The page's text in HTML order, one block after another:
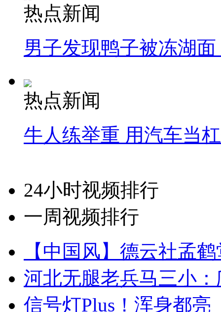
热点新闻
男子发现鸭子被冻湖
热点新闻
牛人练举重 用汽车当
24小时视频排行
一周视频排行
【中国风】德云社孟
河北无腿老兵马三小
信号灯Plus！浑身都亮